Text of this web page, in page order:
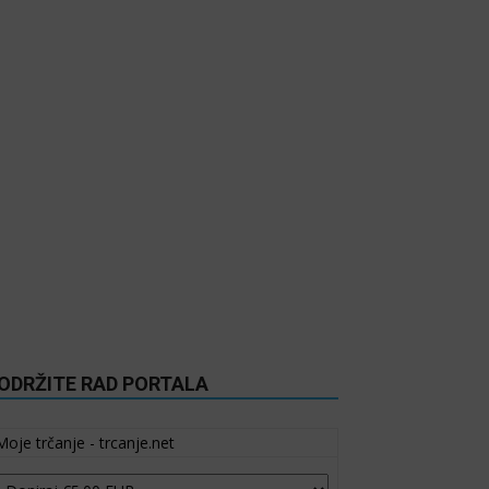
RAD PORTALA
trčanje - trcanje.net